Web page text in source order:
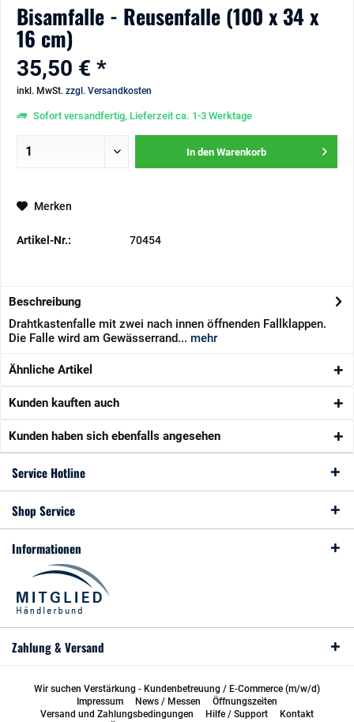
Bisamfalle - Reusenfalle (100 x 34 x
16 cm)
35,50 € *
inkl. MwSt. zzgl. Versandkosten
Sofort versandfertig, Lieferzeit ca. 1-3 Werktage
In den Warenkorb
Merken
Artikel-Nr.: 70454
Beschreibung
Drahtkastenfalle mit zwei nach innen öffnenden Fallklappen.
Die Falle wird am Gewässerrand... mehr
Ähnliche Artikel
Kunden kauften auch
Kunden haben sich ebenfalls angesehen
Service Hotline
Shop Service
Informationen
Zahlung & Versand
Wir suchen Verstärkung - Kundenbetreuung / E-Commerce (m/w/d)
Impressum
News / Messen
Öffnungszeiten
Versand und Zahlungsbedingungen
Hilfe / Support
Kontakt